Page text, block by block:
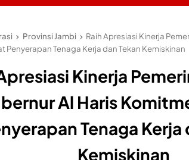
Provinsi Jambi
Raih Apresiasi Kinerja
Penyerapan Tenaga Kerja dan Tekan Kemiskinan
Kinerja
Al Haris
Tenaga Kerja
Kemiskinan